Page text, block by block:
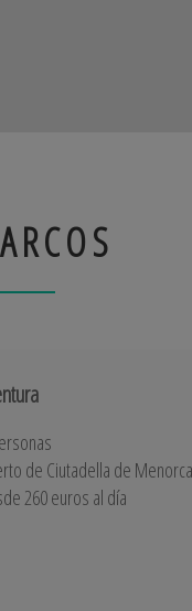
de Ciutadella de Menorca
260 euros al día